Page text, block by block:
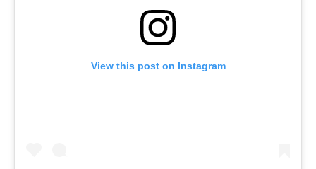
View this post on Instagram